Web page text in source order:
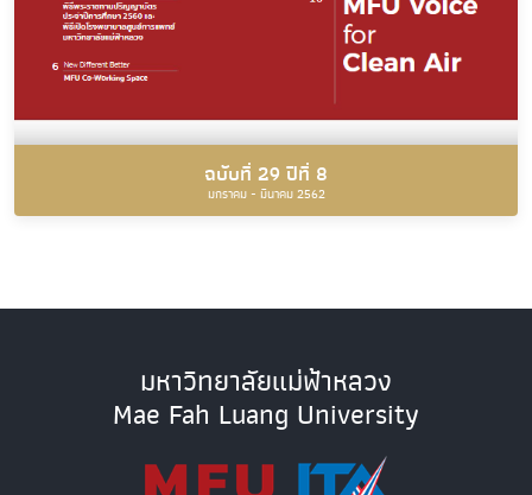
ฉบับที่ 29 ปีที่ 8
มกราคม - มีนาคม 2562
มหาวิทยาลัยแม่ฟ้าหลวง
Mae Fah Luang University